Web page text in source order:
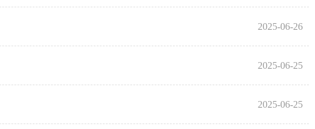
2025-06-26
2025-06-25
2025-06-25